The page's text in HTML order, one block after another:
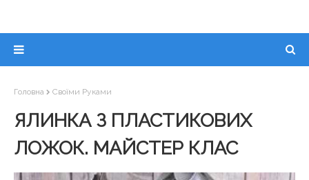
Головна Своїми Руками
ЯЛИНКА З ПЛАСТИКОВИХ
ЛОЖОК. МАЙСТЕР КЛАС